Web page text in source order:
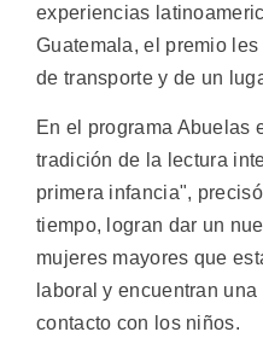
experiencias
Guatemala, el premio
de transporte y de un
En el programa Abuelas
tradición de la lectura
primera infancia",
tiempo, logran dar un
mujeres mayores que
laboral y encuentran
contacto con los niños.